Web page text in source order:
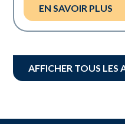
EN SAVOIR PLUS
AFFICHER TOUS LES